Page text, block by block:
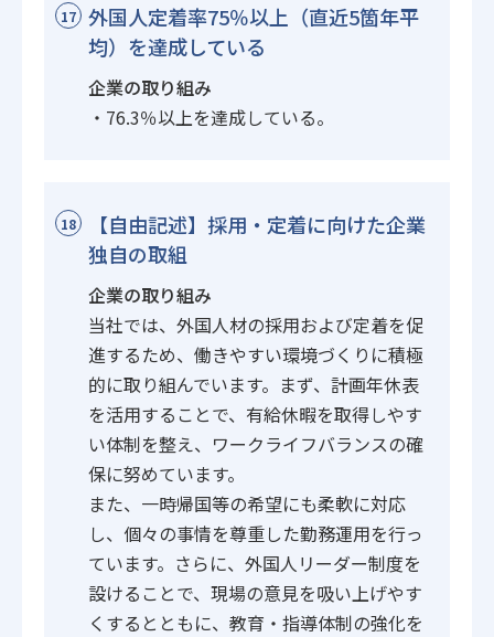
17
外国人定着率75％以上（直近5箇年平
均）を達成している
企業の取り組み
・76.3％以上を達成している。
18
【自由記述】採用・定着に向けた企業
独自の取組
企業の取り組み
当社では、外国人材の採用および定着を促
進するため、働きやすい環境づくりに積極
的に取り組んでいます。まず、計画年休表
を活用することで、有給休暇を取得しやす
い体制を整え、ワークライフバランスの確
保に努めています。
また、一時帰国等の希望にも柔軟に対応
し、個々の事情を尊重した勤務運用を行っ
ています。さらに、外国人リーダー制度を
設けることで、現場の意見を吸い上げやす
くするとともに、教育・指導体制の強化を